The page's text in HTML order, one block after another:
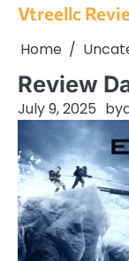
Skip
content
Vtreellc
Home
Review
July 9, 2025 by